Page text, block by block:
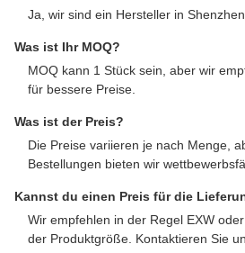
Ja, wir sind ein Hersteller in
Was ist Ihr MOQ?
MOQ kann 1 Stück sein, aber wir
für bessere Preise.
Was ist der Preis?
Die Preise variieren je nach Menge,
Bestellungen bieten wir
Kannst du einen Preis für die
Wir empfehlen in der Regel EXW
der Produktgröße. Kontaktieren Sie